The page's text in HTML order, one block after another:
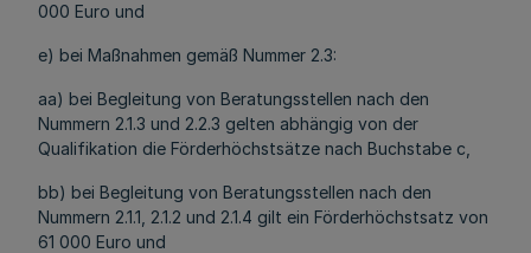
000 Euro und
e) bei Maßnahmen gemäß Nummer 2.3:
aa) bei Begleitung von Beratungsstellen nach den
Nummern 2.1.3 und 2.2.3 gelten abhängig von der
Qualifikation die Förderhöchstsätze nach Buchstabe c,
bb) bei Begleitung von Beratungsstellen nach den
Nummern 2.1.1, 2.1.2 und 2.1.4 gilt ein Förderhöchstsatz von
61 000 Euro und